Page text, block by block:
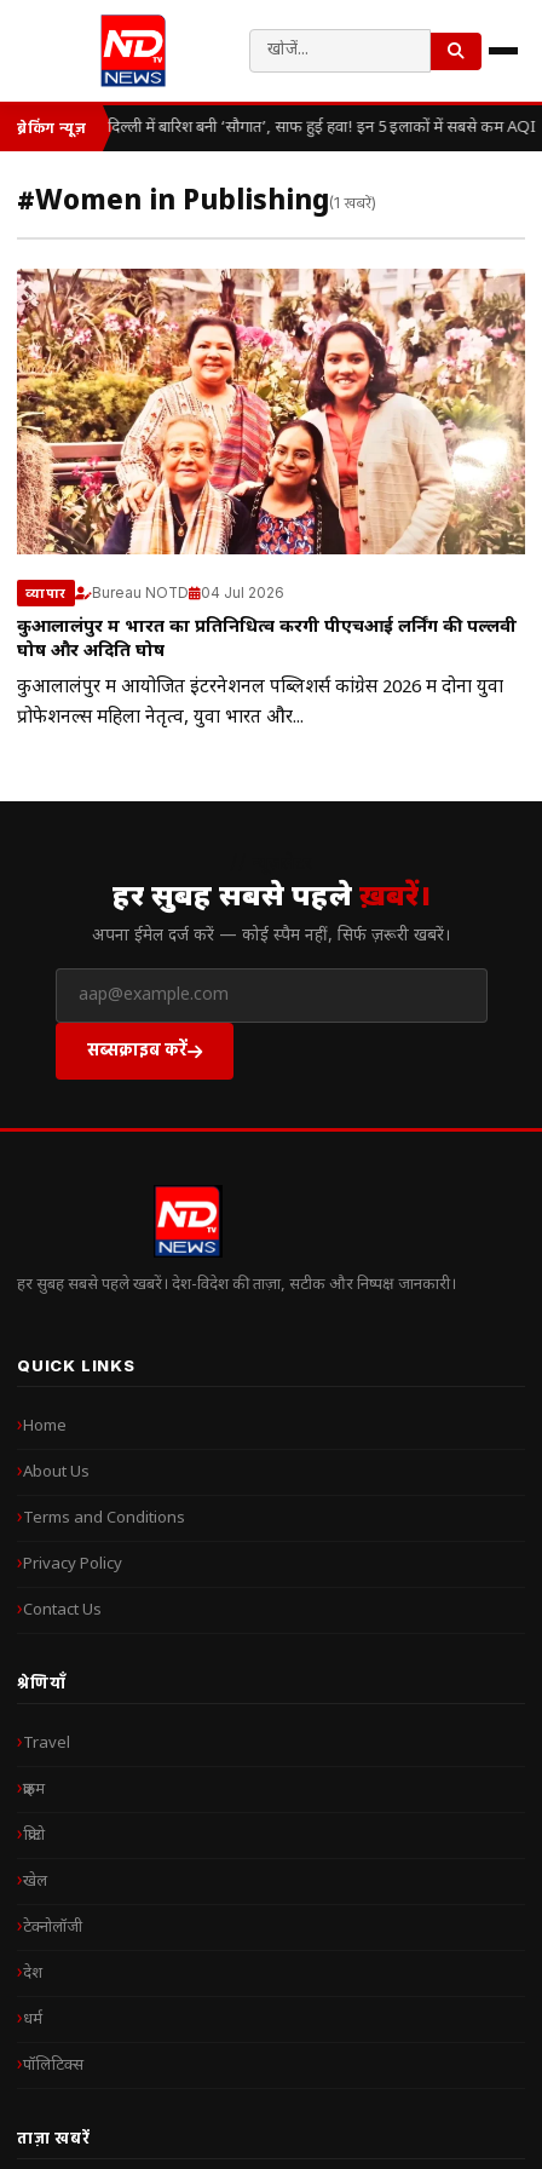
ब्रेकिंग न्यूज़ दिल्ली में बारिश बनी ‘सौगात’, साफ हुई हवा! इन 5 इलाकों में सबसे कम AQI
#Women in Publishing(1 खबरें)
व्यापार Bureau NOTD 04 Jul 2026
कुआलालंपुर में भारत का प्रतिनिधित्व करेंगी पीएचआई लर्निंग की पल्लवी
घोष और अदिति घोष
कुआलालंपुर में आयोजित इंटरनेशनल पब्लिशर्स कांग्रेस 2026 में दोनों युवा
प्रोफेशनल्स महिला नेतृत्व, युवा भारत और...
हर सुबह सबसे पहलेख़बरें।
अपना ईमेल दर्ज करें — कोई स्पैम नहीं, सिर्फ ज़रूरी खबरें।
सब्सक्राइब करें
हर सुबह सबसे पहले खबरें। देश-विदेश की ताज़ा, सटीक और निष्पक्ष जानकारी।
QUICK LINKS
Home
About Us
Terms and Conditions
Privacy Policy
Contact Us
श्रेणियाँ
Travel
क्राइम
क्रिप्टो
खेल
टेक्नोलॉजी
देश
धर्म
पॉलिटिक्स
ताज़ा खबरें